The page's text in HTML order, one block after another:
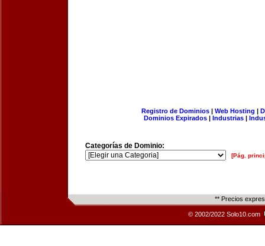
Registro de Dominios| Web Hosting |
Dominios Expirados | Industrias |
Categorías de Dominio:
[Pág.
** Precios
© 2002/2022 Solo10.com